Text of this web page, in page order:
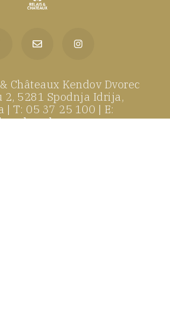
Châteaux Kendov Dvorec
2, 5281 Spodnja Idrija,
| T: 05 37 25 100 | E:
dvorec.com